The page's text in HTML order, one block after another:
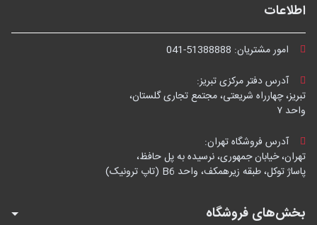
اطلاعات
امور مشتریان: 041-51388888
آدرس دفتر مرکزی تبریز:
تبریز، چهارراه شریعتی، مجتمع تجاری گلستان،
واحد ۷
آدرس فروشگاه تهران:
تهران، خیابان جمهوری، نرسیده به پل حافظ،
پاساژ توکل، طبقه زیرهمکف، واحد B6 (تاپ ترونیک)
بخش‌های فروشگاه